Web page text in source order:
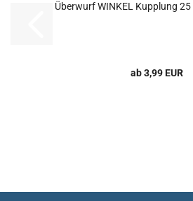
Überwurf WINKEL Kupplung 25
ab 3,99 EUR